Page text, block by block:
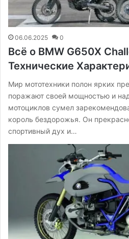
06.06.2025 0
Всё о BMW G650X
Технические
Мир мототехники полон ярких
поражают своей мощностью и
мотоциклов сумел
король бездорожья. Он
спортивный дух и…